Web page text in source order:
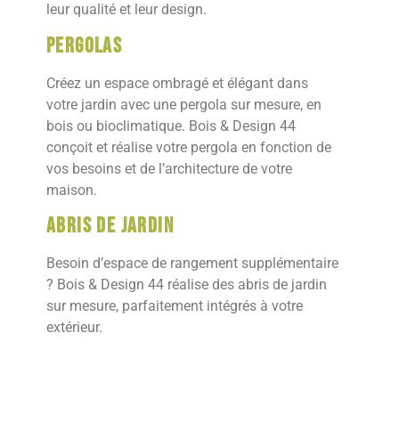
leur qualité et leur design.
Pergolas
Créez un espace ombragé et élégant dans
votre jardin avec une pergola sur mesure, en
bois ou bioclimatique. Bois & Design 44
conçoit et réalise votre pergola en fonction de
vos besoins et de l’architecture de votre
maison.
Abris de jardin
Besoin d’espace de rangement supplémentaire
? Bois & Design 44 réalise des abris de jardin
sur mesure, parfaitement intégrés à votre
extérieur.